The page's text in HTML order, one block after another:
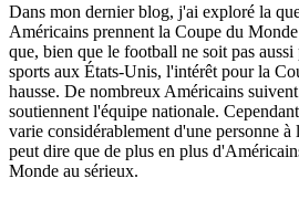
Dans mon dernier blog, j'ai exploré la
Américains prennent la Coupe du
que, bien que le football ne soit pas
sports aux États-Unis, l'intérêt pour la
hausse. De nombreux Américains
soutiennent l'équipe nationale.
varie considérablement d'une personne
peut dire que de plus en plus
Monde au sérieux.